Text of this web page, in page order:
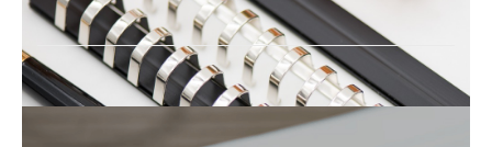
活
頁
紙